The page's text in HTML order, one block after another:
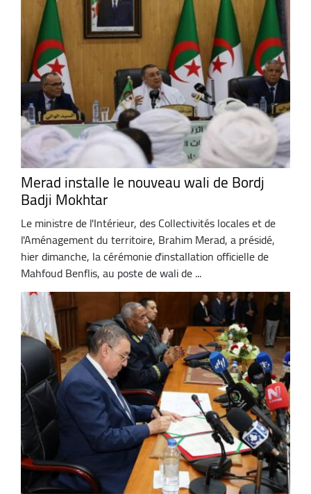
Merad installe le nouveau wali de Bordj
Badji Mokhtar
Le ministre de l'Intérieur, des Collectivités locales et de
l'Aménagement du territoire, Brahim Merad, a présidé,
hier dimanche, la cérémonie d'installation officielle de
Mahfoud Benflis, au poste de wali de ...